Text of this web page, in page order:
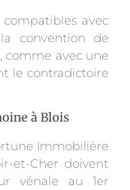
avec
convention de
avec une
le contradictoire
à Blois
Immobilière
et-Cher doivent
vénale au 1er